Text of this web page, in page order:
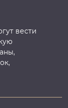
вести